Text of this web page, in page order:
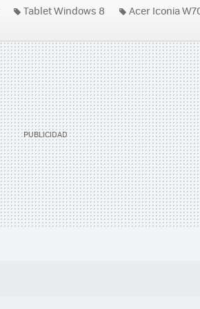
Tablet Windows 8 Acer Iconia